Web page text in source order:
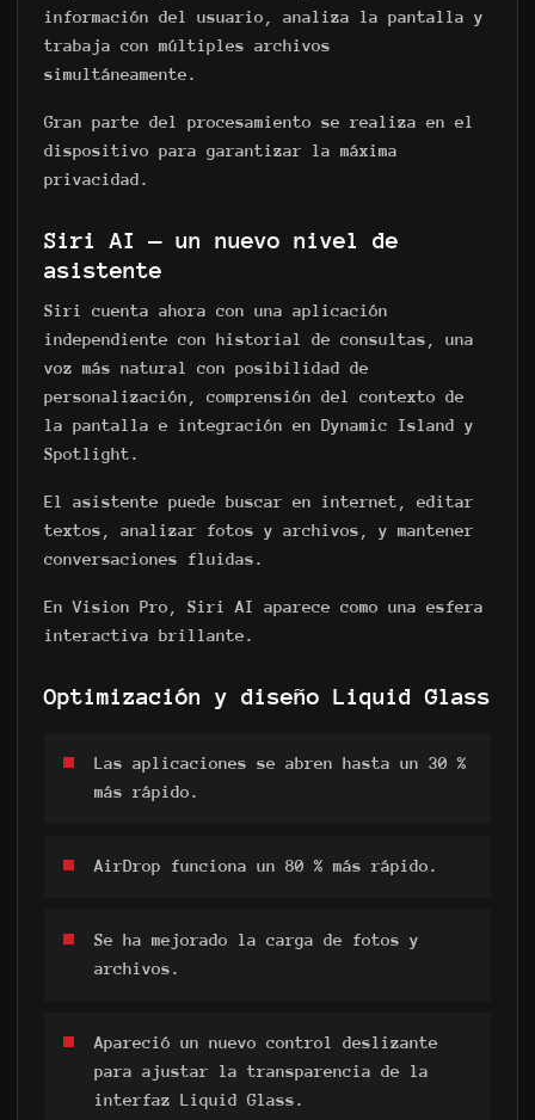
información del usuario, analiza la pantalla y
trabaja con múltiples archivos
simultáneamente.
Gran parte del procesamiento se realiza en el
dispositivo para garantizar la máxima
privacidad.
Siri AI — un nuevo nivel de
asistente
Siri cuenta ahora con una aplicación
independiente con historial de consultas, una
voz más natural con posibilidad de
personalización, comprensión del contexto de
la pantalla e integración en Dynamic Island y
Spotlight.
El asistente puede buscar en internet, editar
textos, analizar fotos y archivos, y mantener
conversaciones fluidas.
En Vision Pro, Siri AI aparece como una esfera
interactiva brillante.
Optimización y diseño Liquid Glass
Las aplicaciones se abren hasta un 30 %
más rápido.
AirDrop funciona un 80 % más rápido.
Se ha mejorado la carga de fotos y
archivos.
Apareció un nuevo control deslizante
para ajustar la transparencia de la
interfaz Liquid Glass.